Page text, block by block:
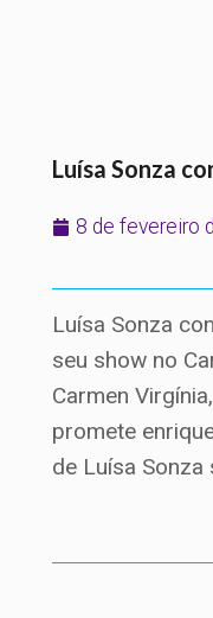
Luísa Sonza
8 de fevereiro
Luísa Sonza
seu show no
Carmen
promete
de Luísa